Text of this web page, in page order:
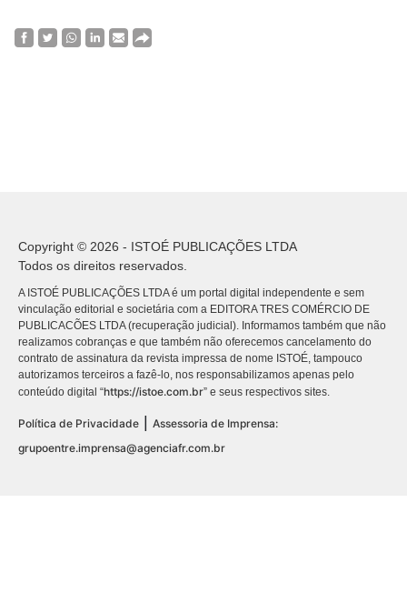
Copyright © 2026 - ISTOÉ PUBLICAÇÕES LTDA
Todos os direitos reservados.
A ISTOÉ PUBLICAÇÕES LTDA é um portal digital independente e sem
vinculação editorial e societária com a EDITORA TRES COMÉRCIO DE
PUBLICACÕES LTDA (recuperação judicial). Informamos também que não
realizamos cobranças e que também não oferecemos cancelamento do
contrato de assinatura da revista impressa de nome ISTOÉ, tampouco
autorizamos terceiros a fazê-lo, nos responsabilizamos apenas pelo
conteúdo digital “https://istoe.com.br” e seus respectivos sites.
Política de Privacidade
Assessoria de Imprensa:
grupoentre.imprensa@agenciafr.com.br